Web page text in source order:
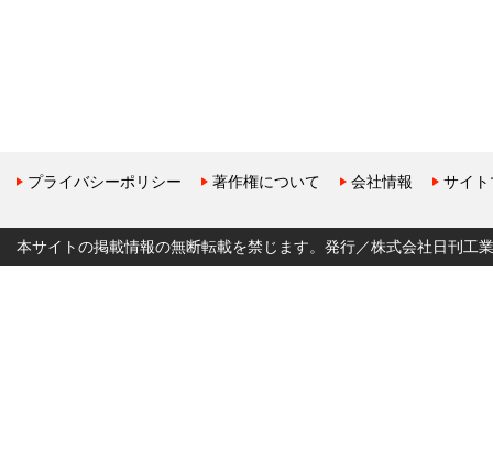
プライバシーポリシー 著作権について 会社情報 サイ
本サイトの掲載情報の無断転載を禁じます。発行／株式会社日刊